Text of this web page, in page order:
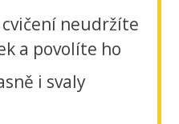
neudržíte
a povolíte ho
i svaly